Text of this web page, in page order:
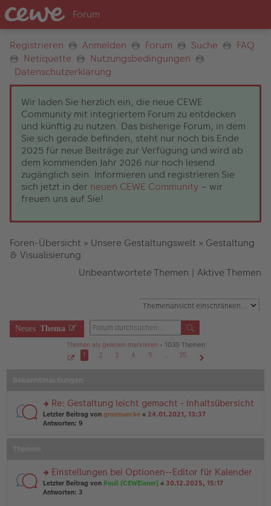
Registrieren Anmelden Forum Suche
FAQ
Netiquette
Nutzungsbedingungen
Datenschutzerklärung
Wir laden Sie herzlich ein, die neue CEWE
Community mit integriertem Forum zu entdecken
und künftig zu nutzen. Das bisherige Forum, in dem
Sie sich gerade befinden, steht nur noch bis Ende
2025 für neue Beiträge zur Verfügung und wird ab
dem kommenden Jahr 2026 nur noch lesend
zugänglich sein. Informieren und registrieren Sie
sich jetzt in der neuen CEWE Community – wir
freuen uns auf Sie!
Foren-Übersicht » Unsere Gestaltungswelt » Gestaltung
& Visualisierung
Unbeantwortete Themen | Aktive Themen
Neues Thema
Themen als gelesen markieren• 1030 Themen
1
v
o
n
3
1 2 3 4 5 …
35
rs
te
es
e
n
Re: Gestaltung leicht gemacht - Inhaltsübersicht
Letzter Beitrag von grasmuecke « 24.01.2021, 13:37
Antworten: 9
rs
te
Einstellungen bei Optionen--Editor für Kalender
Letzter Beitrag von Pauli (CEWEianer) « 30.12.2025, 15:17
Antworten: 3